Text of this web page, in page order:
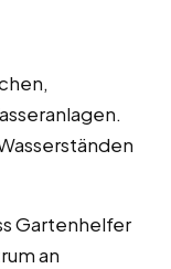
Gartenhelfer
an